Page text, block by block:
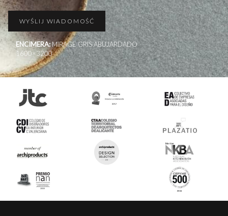
ENCIMERA:MIRAGE GRIS ABUJARDADO
1600×3200